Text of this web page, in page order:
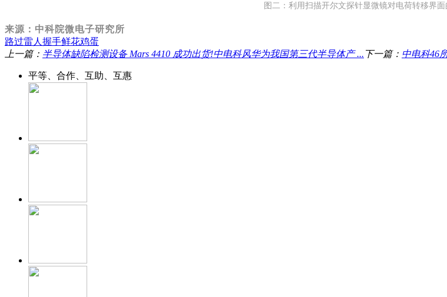
图二：利用扫描开尔文探针显微镜对电荷转移界
来源：中科院微电子研究所
路过雷人 握手鲜花鸡蛋
上一篇： 半导体缺陷检测设备 Mars 4410 成功出货!中电科风华为我国第三代半导体产 ... 下一篇： 中电科46
平等、合作、互助、互惠